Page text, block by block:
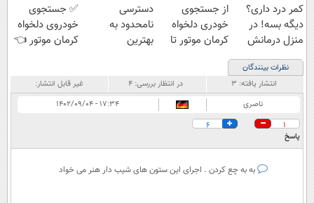
کمر درد داری؟
دیگه بسه! در
منزل درمانش
کن
(◀پرسش‌نامه)
از جستجوی
خودری دلخواه
کرمان موتور تا
دسترسی
نامحدود به
بهترین
✅ جستجوی
خودروی دلخواه
کرمان موتور 👈
مستقیم
نظرات بینندگان
انتشار یافته: ۳ در انتظار بررسی: ۴
غیر قابل انتشار:
ناصری
۱۷:۳۴ - ۱۴۰۲/۰۹/۰۴
1
6
پاسخ
به به چع کردن . اجرای این ستون های شیب دار هنر می خواد